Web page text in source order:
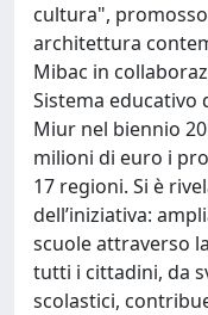
cultura",
architettura
Mibac in
Sistema educativo
Miur nel biennio
milioni di euro i
17 regioni. Si è
dell’iniziativa:
scuole attraverso
tutti i cittadini, da
scolastici,